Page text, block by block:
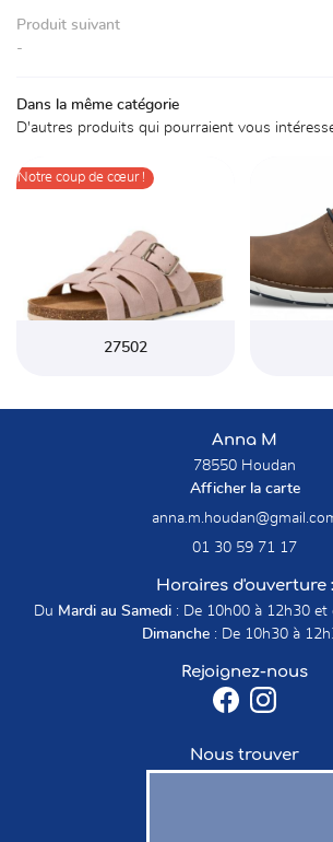
Contact
Produit suivant
-
Dans la même catégorie
D'autres produits qui pourraient vous
Notre coup de cœur !
27502
Anna M
78550 Houdan
Afficher la carte
01 30 59 71 17
Horaires d'ouverture :
Du Mardi au Samedi: De 10h00 à 12h30 et
Dimanche: De 10h30 à
Rejoignez-nous
Nous trouver